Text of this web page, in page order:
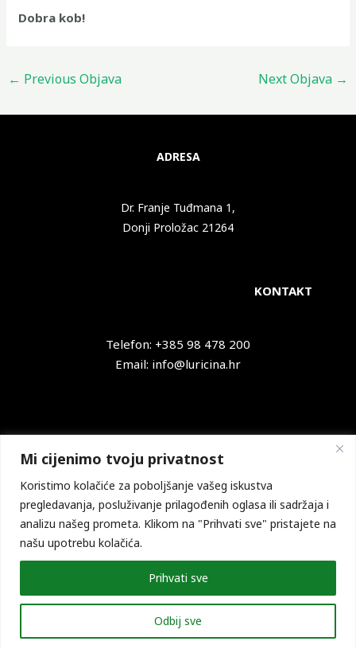
Mi cijenimo tvoju privatnost
Koristimo kolačiće za poboljšanje vašeg iskustva
pregledavanja, posluživanje prilagođenih oglasa ili sadržaja i
analizu našeg prometa. Klikom na "Prihvati sve" pristajete na
našu upotrebu kolačića.
Odbij sve
Prihvati sve
Dobra kob!
← Previous Objava Next Objava →
ADRESA
Dr. Franje Tuđmana 1,
Donji Proložac 21264
KONTAKT
Telefon: +385 98 478 200
Email: info@luricina.hr
Zaštita privatnosti
Powered byPRgomet komunikacije